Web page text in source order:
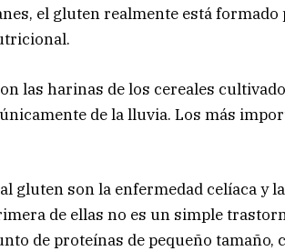
el gluten realmente está
las harinas de los cereales
de la lluvia. Los más
gluten son la enfermedad celíaca y la
de ellas no es un simple
de proteínas de pequeño tamaño,